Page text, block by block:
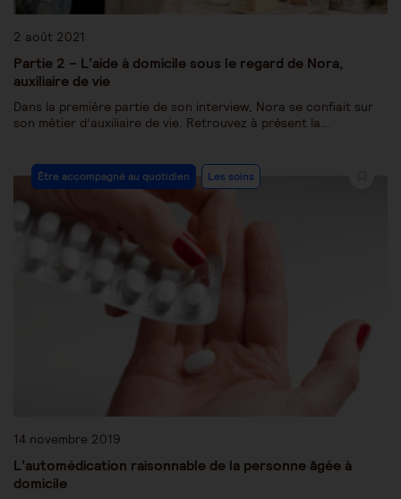
2 août 2021
Partie 2 – L’aide à domicile sous le regard de Nora,
auxiliaire de vie
Dans la première partie de son interview, Nora se confiait sur
son métier d’auxiliaire de vie. Retrouvez à présent la…
Être accompagné au quotidien Les soins
14 novembre 2019
L’automédication raisonnable de la personne âgée à
domicile